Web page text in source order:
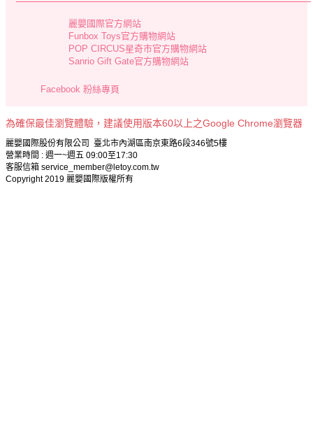
麗嬰國際官方網站
Funbox Toys官方購物網站
POP CIRCUS星奇市官方購物網站
Sanrio Gift Gate官方購物網站
Facebook 粉絲專頁
為確保最佳瀏覽體驗，建議使用版本60以上之Google Chrome瀏覽器
麗嬰國際股份有限公司 臺北市內湖區南京東路6段346號5樓
營業時間 : 週一~週五 09:00至17:30
客服信箱 service_member@letoy.com.tw
Copyright 2019 麗嬰國際版權所有